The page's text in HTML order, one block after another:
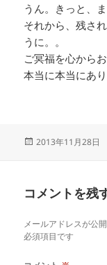
うん。きっと、
それから、残さ
うに。。
ご冥福を心から
本当に本当にあ
投
2013年11月28日
コメントを残
メールアドレスが公
必須項目です